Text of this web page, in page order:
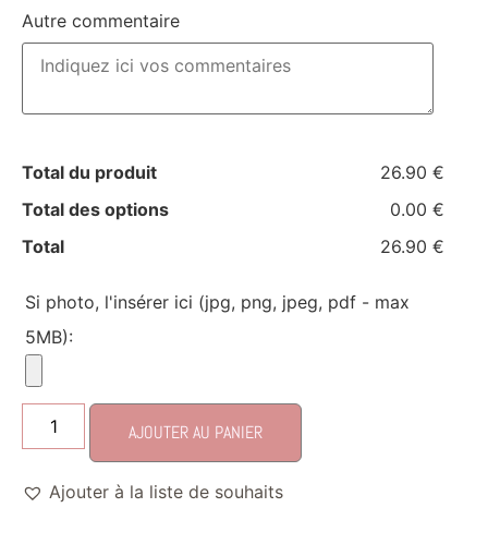
Autre commentaire
Total du produit
26.90 €
Total des options
0.00 €
Total
26.90 €
Si photo, l'insérer ici (jpg, png, jpeg, pdf - max
5MB):
AJOUTER AU PANIER
Ajouter à la liste de souhaits